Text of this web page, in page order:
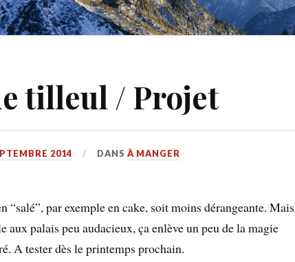
tilleul / Projet
2014 DANSÀ MANGER
“salé”, par exemple en cake, soit moins dérangeante. Mais
aux palais peu audacieux, ça enlève un peu de la magie
A tester dès le printemps prochain.